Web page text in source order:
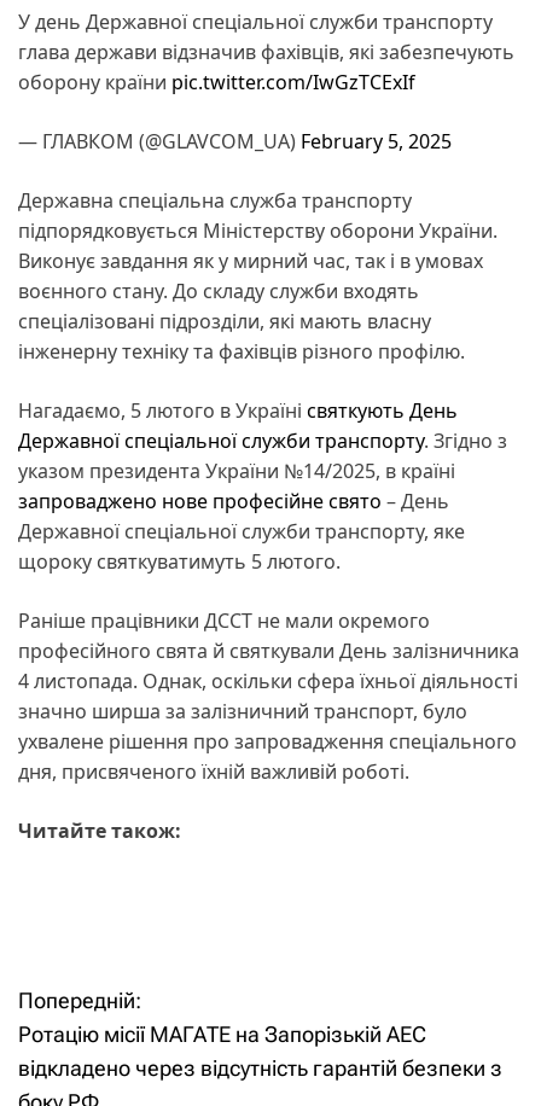
У день Державної спеціальної служби транспорту
глава держави відзначив фахівців, які забезпечують
оборону країни pic.twitter.com/IwGzTCExIf
— ГЛАВКОМ (@GLAVCOM_UA) February 5, 2025
Державна спеціальна служба транспорту
підпорядковується Міністерству оборони України.
Виконує завдання як у мирний час, так і в умовах
воєнного стану. До складу служби входять
спеціалізовані підрозділи, які мають власну
інженерну техніку та фахівців різного профілю.
Нагадаємо, 5 лютого в Україні святкують День
Державної спеціальної служби транспорту. Згідно з
указом президента України №14/2025, в країні
запроваджено нове професійне свято – День
Державної спеціальної служби транспорту, яке
щороку святкуватимуть 5 лютого.
Раніше працівники ДССТ не мали окремого
професійного свята й святкували День залізничника
4 листопада. Однак, оскільки сфера їхньої діяльності
значно ширша за залізничний транспорт, було
ухвалене рішення про запровадження спеціального
дня, присвяченого їхній важливій роботі.
Читайте також:
Н
а
Попередній:
Ротацію місії МАГАТЕ на Запорізькій АЕС
відкладено через відсутність гарантій безпеки з